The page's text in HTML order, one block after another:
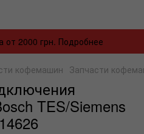
от 2000 грн. Подробнее
кофемашин Запчасти
TES/Siemens